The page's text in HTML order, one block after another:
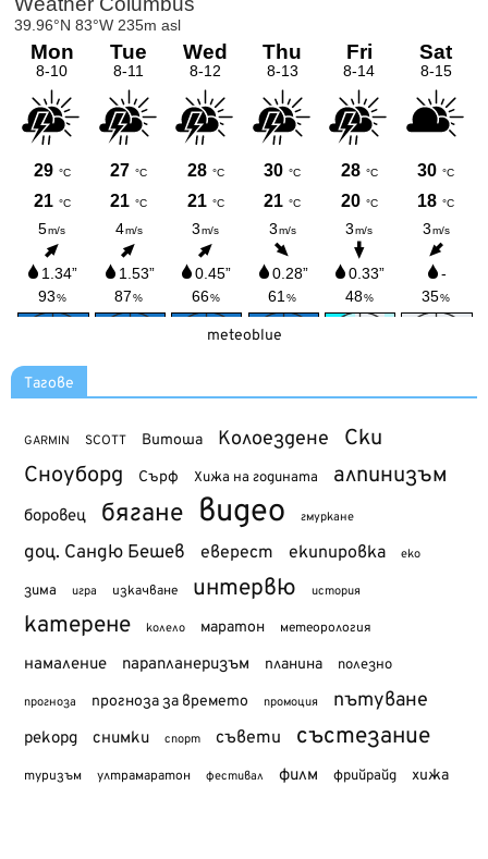
meteoblue
Тагове
GARMIN SCOTT Витоша Колоездене Ски
Сноуборд Сърф Хижа на годината алпинизъм
боровец бягане видео гмуркане
доц. Сандю Бешев еверест екипировка еко
зима игра изкачване интервю история
катерене колело маратон метеорология
намаление парапланеризъм планина полезно
прогноза прогноза за времето промоция пътуване
рекорд снимки спорт съвети състезание
туризъм ултрамаратон фестивал филм фрийрайд хижа